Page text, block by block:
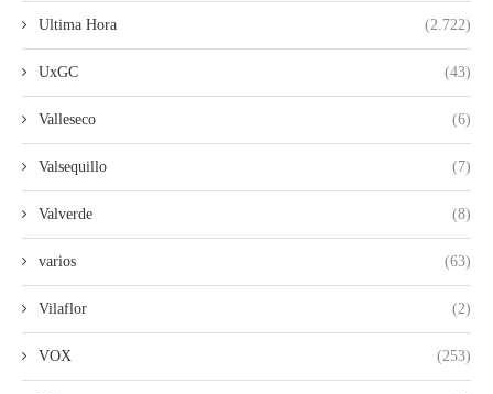
Ultima Hora (2.722)
UxGC (43)
Valleseco (6)
Valsequillo (7)
Valverde (8)
varios (63)
Vilaflor (2)
VOX (253)